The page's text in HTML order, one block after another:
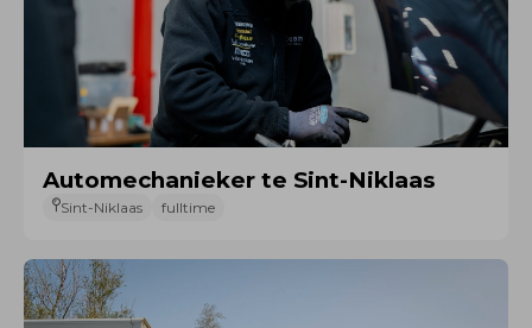
Automechanieker te Sint-Niklaas
Sint-Niklaas fulltime